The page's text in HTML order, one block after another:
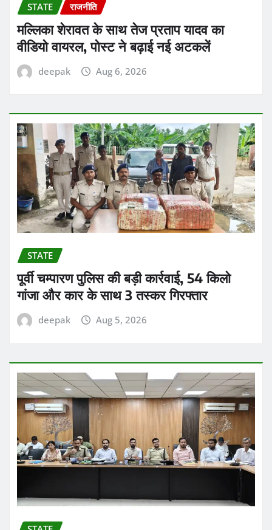
STATE राजनीति
मल्लिका शेरावत के साथ तेज प्रताप यादव का
वीडियो वायरल, पोस्ट ने बढ़ाई नई अटकलें
deepak Aug 6, 2026
STATE
पूर्वी चम्पारण पुलिस की बड़ी कार्रवाई, 54 किलो
गांजा और कार के साथ 3 तस्कर गिरफ्तार
deepak Aug 5, 2026